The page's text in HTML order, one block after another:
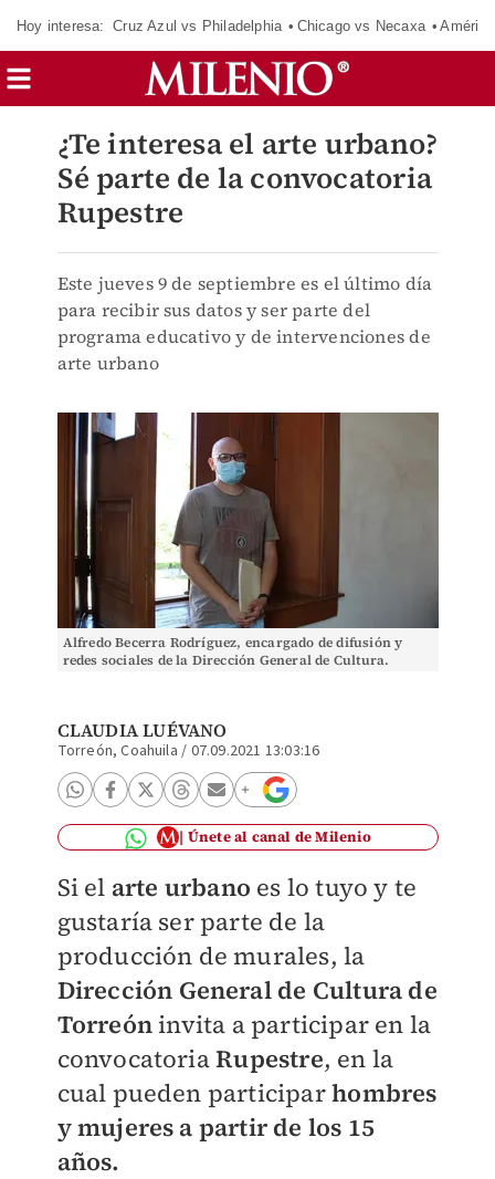
Hoy interesa: Cruz Azul vs Philadelphia Chicago vs Necaxa
¿Te interesa el arte urbano?
Sé parte de la convocatoria
Rupestre
Este jueves 9 de septiembre es el último día
para recibir sus datos y ser parte del
programa educativo y de intervenciones de
arte urbano
Alfredo Becerra Rodríguez, encargado de difusión y
redes sociales de la Dirección General de Cultura.
CLAUDIA LUÉVANO
Torreón, Coahuila / 07.09.2021 13:03:16
Únete al canal de Milenio
Si el arte urbano es lo tuyo y te
gustaría ser parte de la
producción de murales, la
Dirección General de Cultura de
Torreóninvita a participar en la
convocatoriaRupestre, en la
cual pueden participarhombres
y mujeres a partir de los 15
años.